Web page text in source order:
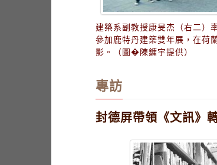
建築系副教授康旻杰（右二）
參加鹿特丹建築雙年展，在荷
影。（圖�陳鏞宇提供）
專訪
封德屏帶領《文訊》